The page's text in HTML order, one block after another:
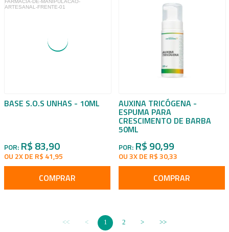
BASE S.O.S UNHAS - 10ML
POR: R$ 83,90
OU 2X DE R$ 41,95
COMPRAR
AUXINA TRICÓGENA -
ESPUMA PARA
CRESCIMENTO DE BARBA
50ML
POR: R$ 90,99
OU 3X DE R$ 30,33
COMPRAR
1 2